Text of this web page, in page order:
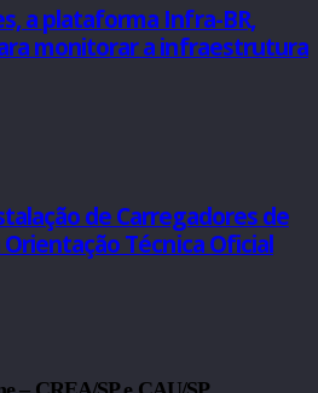
a plataforma Infra-BR,
monitorar a infraestrutura
de Carregadores de
Técnica Oficial